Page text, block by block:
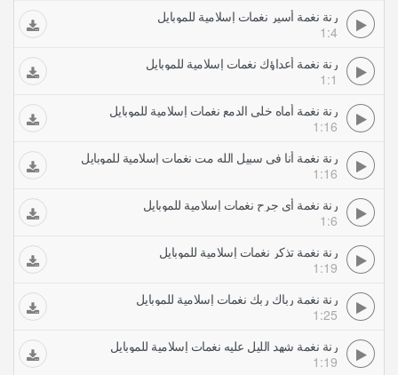
رنة نغمة أسير نغمات إسلامية للموبايل
1:4
رنة نغمة أعداؤك نغمات إسلامية للموبايل
1:1
رنة نغمة أماه خلي الدمع نغمات إسلامية للموبايل
1:16
رنة نغمة أنا في سبيل الله مت نغمات إسلامية للموبايل
1:16
رنة نغمة أي جرح نغمات إسلامية للموبايل
1:6
رنة نغمة تذكر نغمات إسلامية للموبايل
1:19
رنة نغمة رباك ربك نغمات إسلامية للموبايل
1:25
رنة نغمة شهد الليل عليه نغمات إسلامية للموبايل
1:19